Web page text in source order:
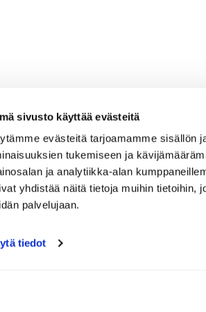
sivusto käyttää evästeitä
evästeitä tarjoamamme sisällön
tukemiseen ja
ja analytiikka-alan
yhdistää näitä tietoja muihin tietoihin,
palvelujaan.
tiedot